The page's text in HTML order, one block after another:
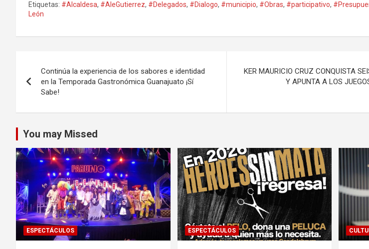
Etiquetas: #Alcaldesa, #AleGutierrez, #Delegados, #Dialogo, #municipio, #Obras, #participativo,
León
de
Continúa la experiencia de los sabores e identidad
en la Temporada Gastronómica Guanajuato ¡Sí
Sabe!
KER MAURICIO CRUZ CONQUISTA
Y APUNTA A LOS
You may Missed
ESPECTÁCULOS ESPECTÁCULOS